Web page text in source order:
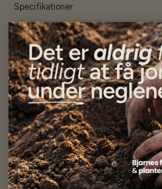
Specifikationer
Se mere af Alle produkter
Vores